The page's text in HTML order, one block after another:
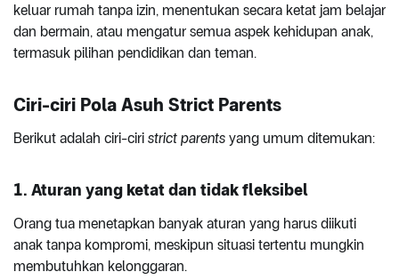
keluar rumah tanpa izin, menentukan secara ketat jam belajar
dan bermain, atau mengatur semua aspek kehidupan anak,
termasuk pilihan pendidikan dan teman.
Ciri-ciri Pola Asuh Strict Parents
Berikut adalah ciri-ciri strict parents yang umum ditemukan:
1. Aturan yang ketat dan tidak fleksibel
Orang tua menetapkan banyak aturan yang harus diikuti
anak tanpa kompromi, meskipun situasi tertentu mungkin
membutuhkan kelonggaran.